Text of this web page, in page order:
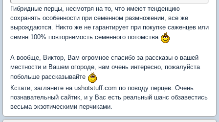
Гибридные перцы, несмотря на то, что имеют тенденцию
сохранять особенности при семенном размножении, все же
вырождаются. Никто же не гарантирует при покупке саженцев или
семян 100% повторяемость семенного потомства
А вообще, Виктор, Вам огромное спасибо за рассказы о вашей
местности и Вашем огороде, нам очень интересно, пожалуйста
побольше рассказывайте
Кстати, загляните на ushotstuff.com по поводу перцев. Очень
познавательный сайтик, и у Вас есть реальный шанс обзавестись
весьма экзотическими перчиками.